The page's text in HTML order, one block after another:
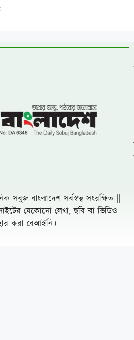
বাংলাদেশ সর্বস্বত্ব সংরক্ষিত ||
যেকোনো লেখা, ছবি বা ভিডিও
করা বেআইনি।